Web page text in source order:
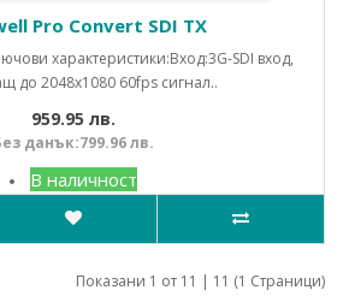
Pro Convert SDI TX
характеристики:Вход:3G-SDI вход,
до 2048x1080 60fps сигнал..
959.95 лв.
данък:799.96 лв.
В наличност
Показани 1 от 11 | 11 (1 Страници)